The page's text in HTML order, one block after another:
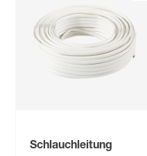
Schlauchleitung